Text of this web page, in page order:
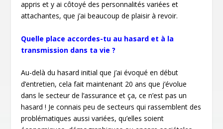
appris et y ai côtoyé des personnalités variées et
attachantes, que j’ai beaucoup de plaisir à revoir.
Quelle place accordes-tu au hasard et à la
transmission dans ta vie ?
Au-delà du hasard initial que j’ai évoqué en début
d’entretien, cela fait maintenant 20 ans que j’évolue
dans le secteur de l’assurance et ça, ce n’est pas un
hasard ! Je connais peu de secteurs qui rassemblent des
problématiques aussi variées, qu’elles soient